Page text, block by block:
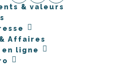
& valeurs
Affaires
ligne